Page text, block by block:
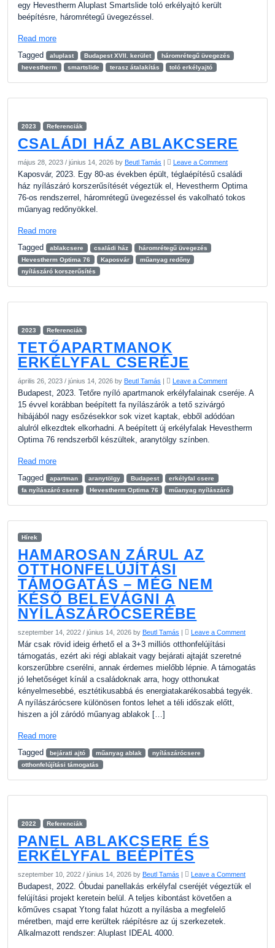
egy Hevestherm Aluplast Smartslide toló erkélyajtó került
beépítésre, háromrétegű üvegezéssel.
Read more
Tagged
aluplast Budapest XVII. kerület
háromrétegű üvegezés
hevestherm
smartslide terasz átalakítás toló erkélyajtó
2023 Referenciák
CSALÁDI HÁZ ABLAKCSERE
május 28, 2023 / június 14, 2026 by Beutl Tamás | Leave a Comment
Kaposvár, 2023. Egy 80-as években épült, téglaépítésű családi
ház nyílászáró korszerűsítését végeztük el, Hevestherm Optima
76-os rendszerrel, háromrétegű üvegezéssel és vakolható tokos
műanyag redőnyökkel.
Read more
Tagged
ablakcsere családi ház
háromrétegű üvegezés
Hevestherm Optima 76
Kaposvár
műanyag redőny
nyílászáró korszerűsítés
2023 Referenciák
TETŐAPARTMANOK
ERKÉLYFAL CSERÉJE
április 26, 2023 / június 14, 2026 by Beutl Tamás | Leave a Comment
Budapest, 2023. Tetőre nyíló apartmanok erkélyfalainak cseréje. A
15 évvel korábban beépített fa nyílászárók a tető szivárgó
hibájából nagy esőzésekkor sok vizet kaptak, ebből adódóan
alulról elkezdtek elkorhadni. A beépített új erkélyfalak Hevestherm
Optima 76 rendszerből készültek, aranytölgy színben.
Read more
Tagged
apartman aranytölgy Budapest
erkélyfal csere
fa nyílászáró csere
Hevestherm Optima 76 műanyag nyílászáró
Hírek
HAMAROSAN ZÁRUL AZ
OTTHONFELÚJÍTÁSI
TÁMOGATÁS – MÉG NEM
KÉSŐ BELEVÁGNI A
NYÍLÁSZÁRÓCSERÉBE
szeptember 14, 2022 / június 14, 2026 by Beutl Tamás | Leave a Comment
Már csak rövid ideig érhető el a 3+3 milliós otthonfelújítási
támogatás, ezért aki régi ablakait vagy bejárati ajtaját szeretné
korszerűbbre cserélni, annak érdemes mielőbb lépnie. A támogatás
jó lehetőséget kínál a családoknak arra, hogy otthonukat
kényelmesebbé, esztétikusabbá és energiatakarékosabbá tegyék.
A nyílászárócsere különösen fontos lehet a téli időszak előtt,
hiszen a jól záródó műanyag ablakok […]
Read more
Tagged
bejárati ajtó műanyag ablak
nyílászárócsere
otthonfelújítási támogatás
2022 Referenciák
PANEL ABLAKCSERE ÉS
ERKÉLYFAL BEÉPÍTÉS
szeptember 10, 2022 / június 14, 2026 by Beutl Tamás | Leave a Comment
Budapest, 2022. Óbudai panellakás erkélyfal cseréjét végeztük el
felújítási projekt keretein belül. A teljes kibontást követően a
kőműves csapat Ytong falat húzott a nyílásba a megfelelő
méretben, majd erre kerültek ráépítésre az új szerkezetek.
Alkalmazott rendszer: Aluplast IDEAL 4000.